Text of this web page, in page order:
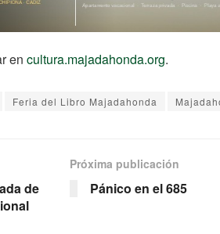
en cultura.majadahonda.org.
Feria del Libro Majadahonda
de
Próxima publicación
Pánico en el 685